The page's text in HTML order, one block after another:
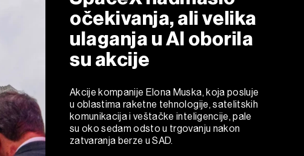
očekivanja, ali velika
ulaganja u AI oborila
su akcije
Akcije kompanije Elona Muska, koja posluje
u oblastima raketne tehnologije, satelitskih
komunikacija i veštačke inteligencije, pale
su oko sedam odsto u trgovanju nakon
zatvaranja berze u SAD.